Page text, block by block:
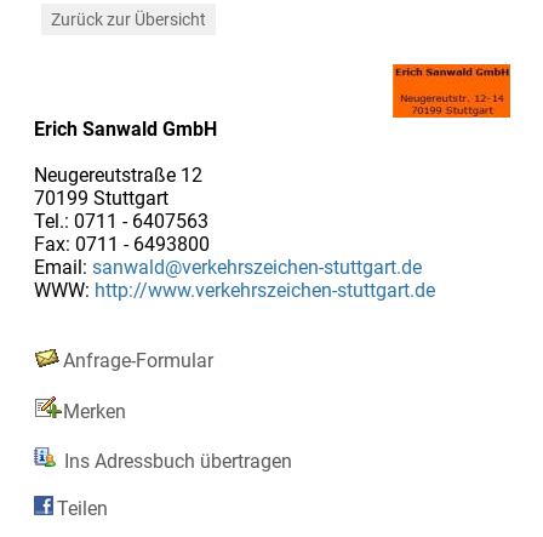
Zurück zur Übersicht
Erich Sanwald GmbH
Neugereutstraße 12
70199 Stuttgart
Tel.: 0711 - 6407563
Fax: 0711 - 6493800
Email: sanwald@verkehrszeichen-stuttgart.de
WWW: http://www.verkehrszeichen-stuttgart.de
Anfrage-Formular
Merken
Ins Adressbuch übertragen
Teilen